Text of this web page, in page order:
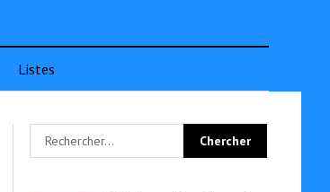
Listes